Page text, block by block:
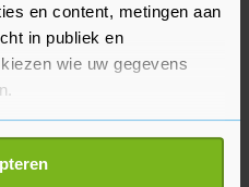
en content, metingen aan
in publiek en
wie uw gegevens
graag:
over uw geografische